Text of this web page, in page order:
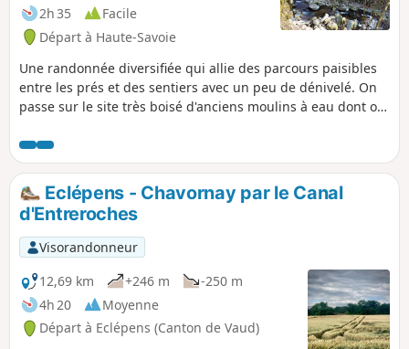
2h 35
Facile
Départ à Haute-Savoie
Une randonnée diversifiée qui allie des parcours paisibles
entre les prés et des sentiers avec un peu de dénivelé. On
passe sur le site très boisé d'anciens moulins à eau dont on
sur le Léman et les massifs montagneux avoisinants
ponctuent ce parcours.
Eclépens - Chavornay par le Canal
d'Entreroches
Visorandonneur
12,69 km
+246 m
-250 m
4h 20
Moyenne
Départ à Eclépens (Canton de Vaud)